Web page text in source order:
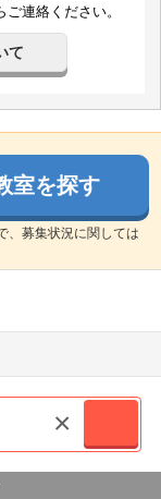
入塾後:上位
連絡ください。
て
室を探す
、募集状況に関しては
×